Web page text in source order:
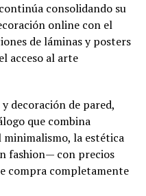
consolidando su
online con el
de láminas y posters
acceso al arte
decoración de pared,
que combina
la estética
fashion— con precios
compra completamente